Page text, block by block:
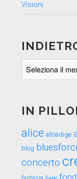
Visioni
IN
alice altoadige
blog
concerto